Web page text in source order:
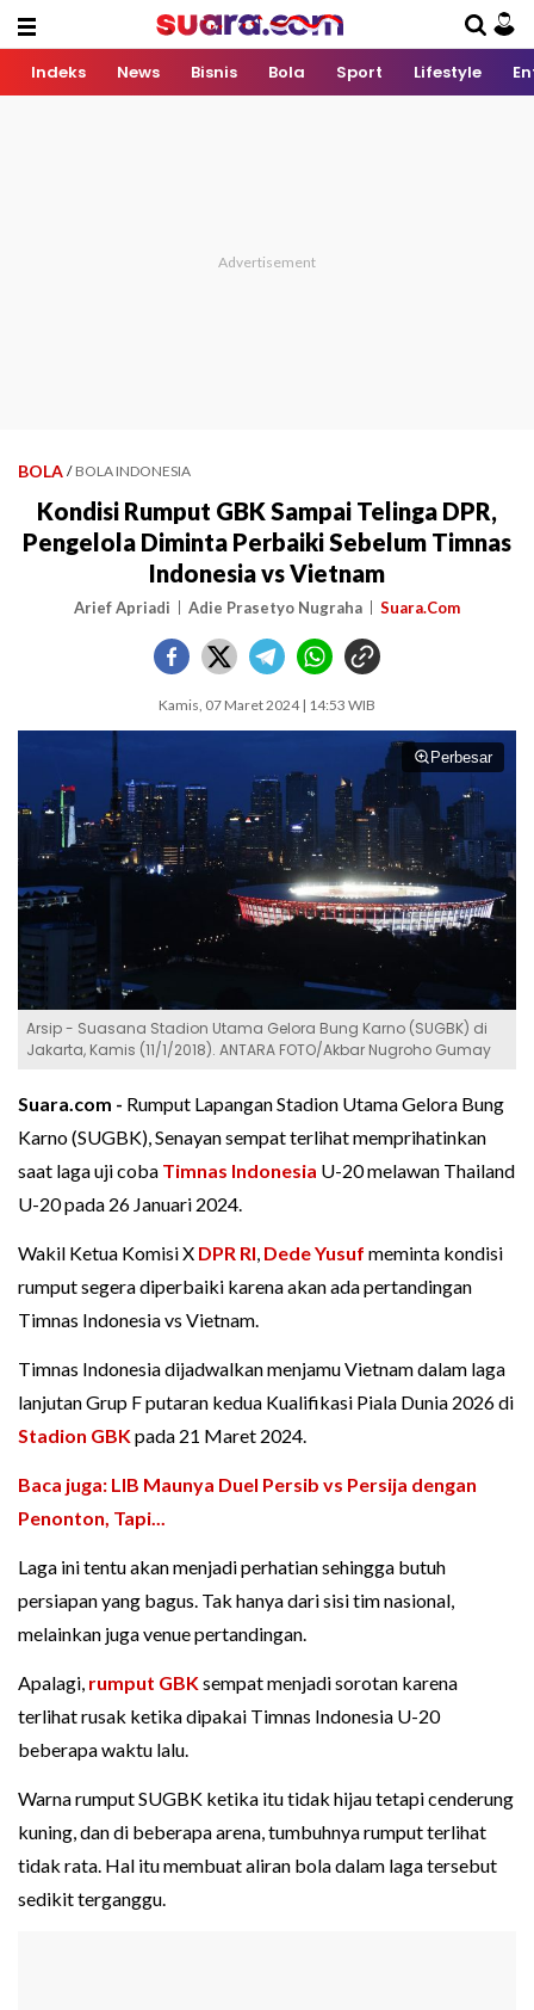
Indeks News Bisnis Bola Sport Lifestyle
BOLA / BOLA INDONESIA
Kondisi Rumput GBK Sampai Telinga DPR,
Pengelola Diminta Perbaiki Sebelum Timnas
Indonesia vs Vietnam
Arief Apriadi Adie Prasetyo Nugraha Suara.Com
Kamis, 07 Maret 2024 | 14:53 WIB
Perbesar
Arsip - Suasana Stadion Utama Gelora Bung Karno (SUGBK) di
Jakarta, Kamis (11/1/2018). ANTARA FOTO/Akbar Nugroho Gumay
Suara.com - Rumput Lapangan Stadion Utama Gelora Bung
Karno (SUGBK), Senayan sempat terlihat memprihatinkan
saat laga uji coba Timnas Indonesia U-20 melawan Thailand
U-20 pada 26 Januari 2024.
Wakil Ketua Komisi X DPR RI, Dede Yusuf meminta kondisi
rumput segera diperbaiki karena akan ada pertandingan
Timnas Indonesia vs Vietnam.
Timnas Indonesia dijadwalkan menjamu Vietnam dalam laga
lanjutan Grup F putaran kedua Kualifikasi Piala Dunia 2026 di
Stadion GBKpada 21 Maret 2024.
Baca juga: LIB Maunya Duel Persib vs Persija dengan
Penonton, Tapi...
Laga ini tentu akan menjadi perhatian sehingga butuh
persiapan yang bagus. Tak hanya dari sisi tim nasional,
melainkan juga venue pertandingan.
Apalagi, rumput GBKsempat menjadi sorotan karena
terlihat rusak ketika dipakai Timnas Indonesia U-20
beberapa waktu lalu.
Warna rumput SUGBK ketika itu tidak hijau tetapi cenderung
kuning, dan di beberapa arena, tumbuhnya rumput terlihat
tidak rata. Hal itu membuat aliran bola dalam laga tersebut
sedikit terganggu.